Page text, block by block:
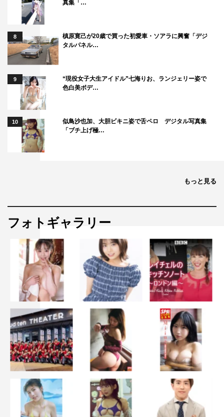
真集「…
8
槙原寛己が20歳で買った初愛車・ソアラに興奮「デジ
タルパネル…
9
“現役女子大生アイドル”七海りお、ランジェリー姿で
色白美ボデ…
10
似鳥沙也加、大胆ビキニ姿で舌ペロ デジタル写真集
「ブチ上げ極…
もっと見る
フォトギャラリー